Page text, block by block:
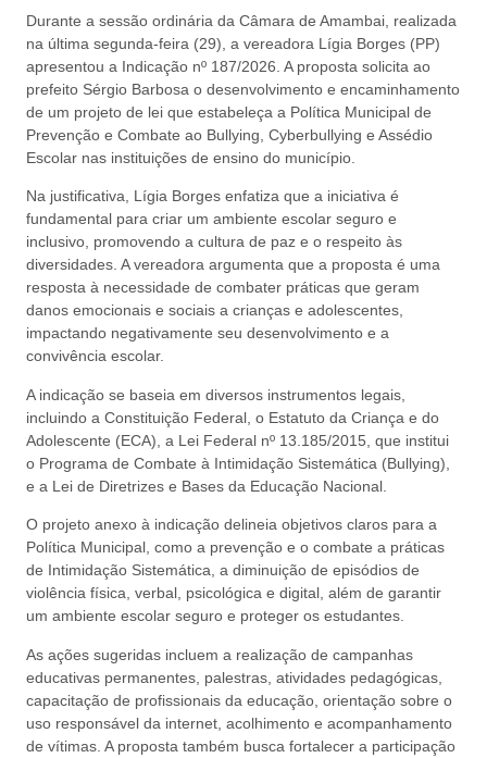
Durante a sessão ordinária da Câmara de Amambai, realizada
na última segunda-feira (29), a vereadora Lígia Borges (PP)
apresentou a Indicação nº 187/2026. A proposta solicita ao
prefeito Sérgio Barbosa o desenvolvimento e encaminhamento
de um projeto de lei que estabeleça a Política Municipal de
Prevenção e Combate ao Bullying, Cyberbullying e Assédio
Escolar nas instituições de ensino do município.
Na justificativa, Lígia Borges enfatiza que a iniciativa é
fundamental para criar um ambiente escolar seguro e
inclusivo, promovendo a cultura de paz e o respeito às
diversidades. A vereadora argumenta que a proposta é uma
resposta à necessidade de combater práticas que geram
danos emocionais e sociais a crianças e adolescentes,
impactando negativamente seu desenvolvimento e a
convivência escolar.
A indicação se baseia em diversos instrumentos legais,
incluindo a Constituição Federal, o Estatuto da Criança e do
Adolescente (ECA), a Lei Federal nº 13.185/2015, que institui
o Programa de Combate à Intimidação Sistemática (Bullying),
e a Lei de Diretrizes e Bases da Educação Nacional.
O projeto anexo à indicação delineia objetivos claros para a
Política Municipal, como a prevenção e o combate a práticas
de Intimidação Sistemática, a diminuição de episódios de
violência física, verbal, psicológica e digital, além de garantir
um ambiente escolar seguro e proteger os estudantes.
As ações sugeridas incluem a realização de campanhas
educativas permanentes, palestras, atividades pedagógicas,
capacitação de profissionais da educação, orientação sobre o
uso responsável da internet, acolhimento e acompanhamento
de vítimas. A proposta também busca fortalecer a participação